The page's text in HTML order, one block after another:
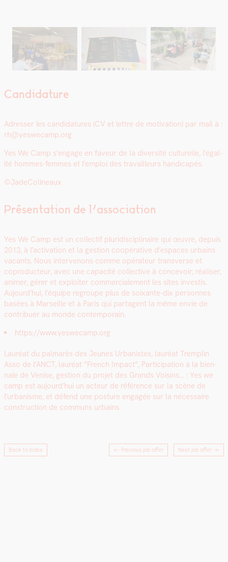
Candidature
Adress­er les can­di­da­tures (CV et let­tre de moti­va­tion) par mail à :
rh@yeswecamp.org
Yes We Camp s’en­gage en faveur de la diver­sité cul­turelle, l’é­gal­
ité hommes-femmes et l’emploi des tra­vailleurs hand­i­capés.
©JadeCo­l­in­eaux
Présentation de l’association
Yes We Camp est un col­lec­tif pluridis­ci­plinaire qui œuvre, depuis
2013, à l’activation et la ges­tion coopéra­tive d’espaces urbains
vacants. Nous inter­venons comme opéra­teur trans­verse et
copro­duc­teur, avec une capac­ité col­lec­tive à con­cevoir, réalis­er,
ani­mer, gér­er et exploiter com­mer­ciale­ment les sites investis.
Aujourd’hui, l’équipe regroupe plus de soix­ante-dix per­son­nes
basées à Mar­seille et à Paris qui parta­gent la même envie de
con­tribuer au monde con­tem­po­rain.
https://www.yeswecamp.org
Lau­réat du pal­marès des Jeunes Urban­istes, lau­réat Trem­plin
Asso de l’ANCT, lau­réat “French Impact”, Par­tic­i­pa­tion à la bien­
nale de Venise, ges­tion du pro­jet des Grands Voisins… : Yes we
camp est aujourd’hui un acteur de référence sur la scène de
l’urbanisme, et défend une pos­ture engagée sur la néces­saire
con­struc­tion de com­muns urbains.
Back to index ← Previous job offer Next job offer →